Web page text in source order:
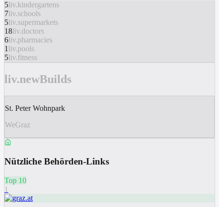
5liv.kindergartens
7liv.schools
5liv.supermarkets
18liv.doctors
6liv.pharmacies
1 liv.pools
5liv.fitness
liv.newBuilds
St. Peter Wohnpark
WeGraz
Nützliche Behörden-Links
Top 10
1